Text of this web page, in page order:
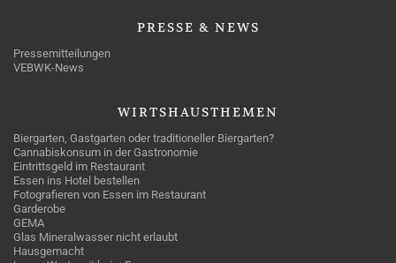
PRESSE & NEWS
Pressemitteilungen
VEBWK-News
WIRTSHAUSTHEMEN
Biergarten, Gastgarten oder traditioneller Biergarten?
Cannabiskonsum in der Gastronomie
Eintrittsgeld im Restaurant
Essen ins Hotel bestellen
Fotografieren von Essen im Restaurant
Garderobe
GEMA
Glas Mineralwasser nicht erlaubt
Hausgemacht